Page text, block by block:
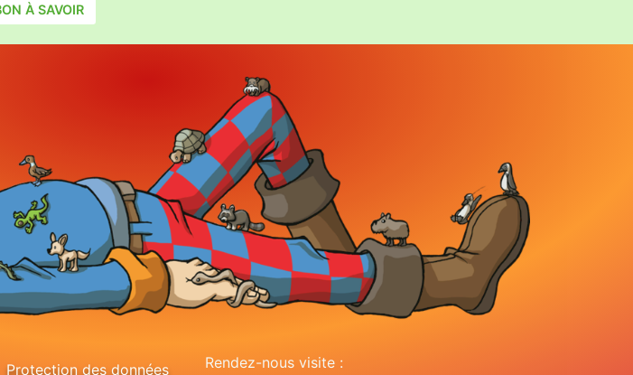
À SAVOIR
Protection des données Rendez-nous visite :